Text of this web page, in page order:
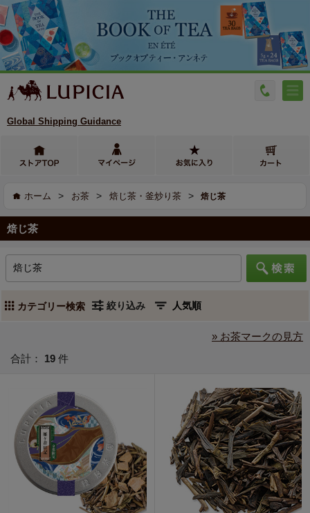
Global Shipping Guidance
ホーム > お茶 > 焙じ茶・釜炒り茶 > 焙じ茶
焙じ茶
カテゴリー検索 絞り込み
» お茶マークの見方
合計： 19 件